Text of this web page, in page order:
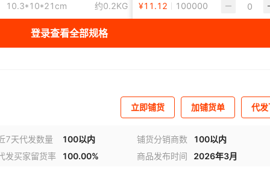
频
10.3*10*21cm 约0.2KG ¥11.12 100000
10.3*5*29cm 约0.2KG
约0.2KG ¥11.15 100000
约0.2KG ¥11.51 100000
登录查看全部规格
立即铺货 加铺货单 代
7天代发数量 100以内 铺货分销商数
100以内
发买家留货率
100.00% 商品发布时间 2026年3月